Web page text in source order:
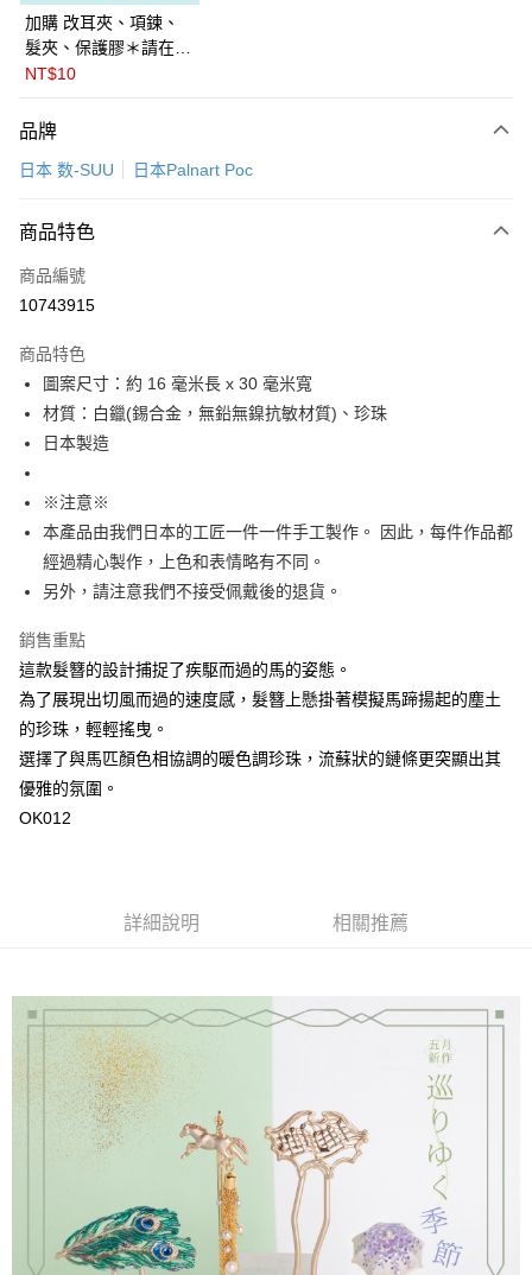
全盈+PAY
ATM付款
每筆NT$60
付款後萊爾富取貨
付款後7-11取貨
宅配
每筆NT$60，滿NT$1,000(含以上)免運費
海外配送
加購 改耳夾、項鍊、
髮夾、保護膠＊請在訂
單備註商品及欲修改的
PalnartPoc + 🇬🇧英國
FABLE 寓言
NT$10
品牌
日本 数-SUU 日本Palnart Poc
商品特色
商品編號
10743915
商品特色
圖案尺寸：約 16 毫米長 x 30 毫米寬
材質：白鑞(錫合金，無鉛無鎳抗敏材質)、珍珠
日本製造
※注意※
本產品由我們日本的工匠一件一件手工製作。 因此，每件作品都
經過精心製作，上色和表情略有不同。
另外，請注意我們不接受佩戴後的退貨。
銷售重點
這款髮簪的設計捕捉了疾駆而過的馬的姿態。
為了展現出切風而過的速度感，髮簪上懸掛著模擬馬蹄揚起的塵土
的珍珠，輕輕搖曳。
選擇了與馬匹顏色相協調的暖色調珍珠，流蘇狀的鏈條更突顯出其
優雅的氛圍。
OK012
詳細說明 相關推薦